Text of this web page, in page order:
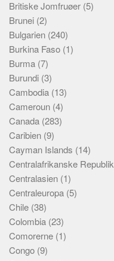
Britiske Jomfruøer (5)
Brunei (2)
Bulgarien (240)
Burkina Faso (1)
Burma (7)
Burundi (3)
Cambodia (13)
Cameroun (4)
Canada (283)
Caribien (9)
Cayman Islands (14)
Centralafrikanske Republik
Centralasien (1)
Centraleuropa (5)
Chile (38)
Colombia (23)
Comorerne (1)
Congo (9)